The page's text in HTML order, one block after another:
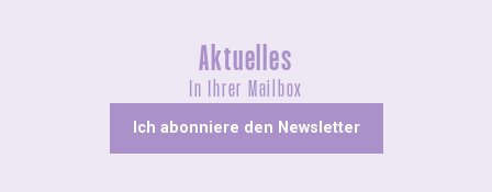
Aktuelles
In Ihrer Mailbox
Ich abonniere den Newsletter